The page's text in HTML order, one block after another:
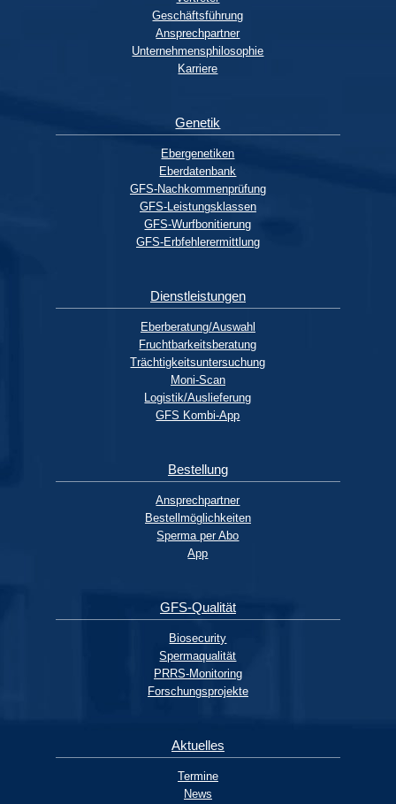
Geschäftsführung
Ansprechpartner
Unternehmensphilosophie
Karriere
Genetik
Ebergenetiken
Eberdatenbank
GFS-Nachkommenprüfung
GFS-Leistungsklassen
GFS-Wurfbonitierung
GFS-Erbfehlerermittlung
Dienstleistungen
Eberberatung/Auswahl
Fruchtbarkeitsberatung
Trächtigkeitsuntersuchung
Moni-Scan
Logistik/Auslieferung
GFS Kombi-App
Bestellung
Ansprechpartner
Bestellmöglichkeiten
Sperma per Abo
App
GFS-Qualität
Biosecurity
Spermaqualität
PRRS-Monitoring
Forschungsprojekte
Aktuelles
Termine
News